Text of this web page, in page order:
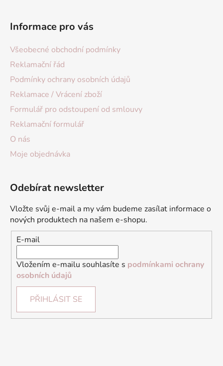
Informace pro vás
Všeobecné obchodní podmínky
Reklamační řád
Podmínky ochrany osobních údajů
Reklamace / Vrácení zboží
Formulář pro odstoupení od smlouvy
Reklamační formulář
O nás
Moje objednávka
Odebírat newsletter
Vložte svůj e-mail a my vám budeme zasílat informace o
nových produktech na našem e-shopu.
E-mail
Vložením e-mailu souhlasíte s podmínkami ochrany
osobních údajů
PŘIHLÁSIT SE